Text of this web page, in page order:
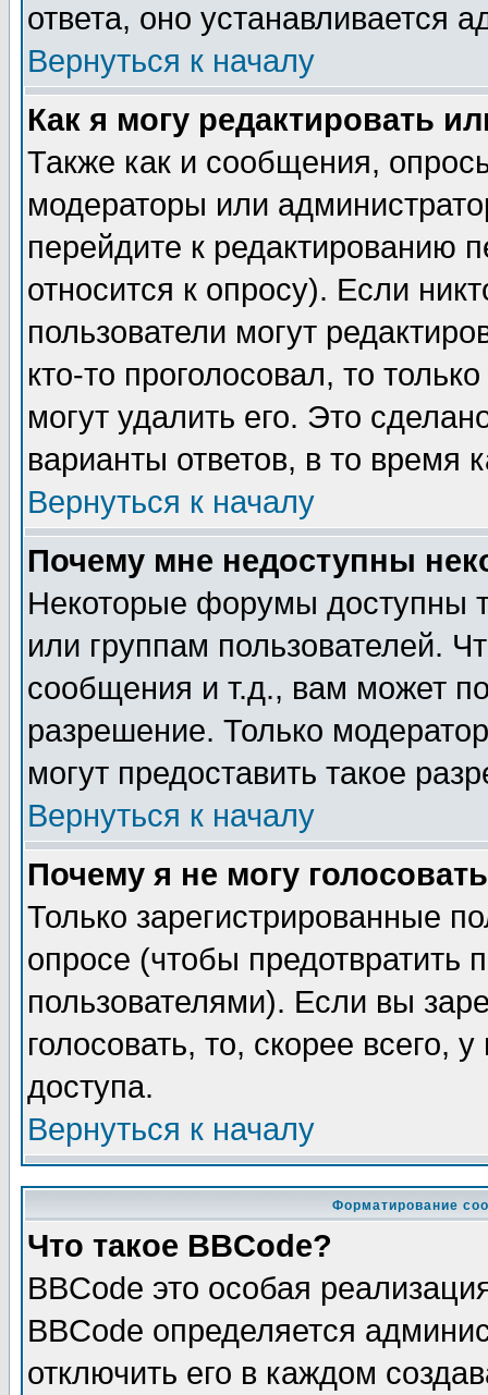
ответа, оно устанавливается
Вернуться к началу
Как я могу редактировать
Также как и сообщения,
модераторы или
перейдите к редактированию
относится к опросу). Если
пользователи могут
кто-то проголосовал, то
могут удалить его. Это
варианты ответов, в то время
Вернуться к началу
Почему мне недоступны
Некоторые форумы доступны
или группам пользователей.
сообщения и т.д., вам может
разрешение. Только
могут предоставить такое
Вернуться к началу
Почему я не могу
Только зарегистрированные
опросе (чтобы предотвратить
пользователями). Если вы
голосовать, то, скорее всего,
доступа.
Вернуться к началу
Форматирование
Что такое BBCode?
BBCode это особая
BBCode определяется
отключить его в каждом